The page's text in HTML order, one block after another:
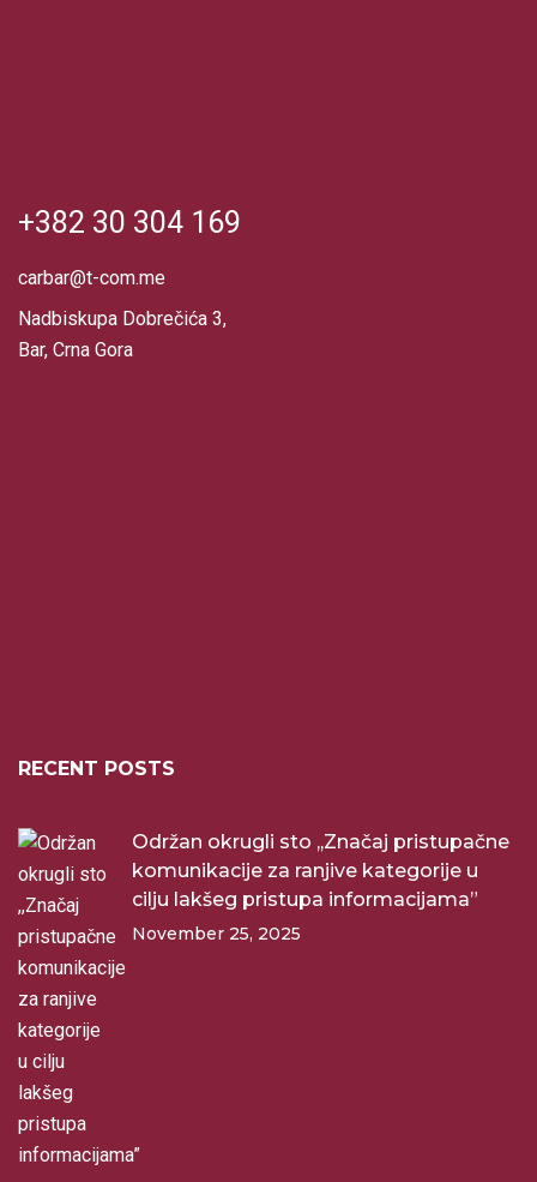
+382 30 304 169
carbar@t-com.me
Nadbiskupa Dobrečića 3,
Bar, Crna Gora
RECENT POSTS
Održan okrugli sto ,,Značaj pristupačne
komunikacije za ranjive kategorije u
cilju lakšeg pristupa informacijama”
November 25, 2025